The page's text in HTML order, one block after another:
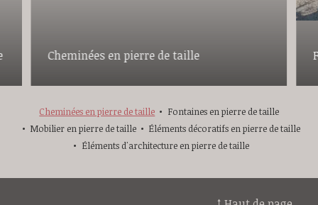
Cheminées en pierre de taille
Cheminées en pierre de taille
Fontaines en pierre de taille
Mobilier en pierre de taille
Éléments décoratifs en pierre de taille
Éléments d'architecture en pierre de taille